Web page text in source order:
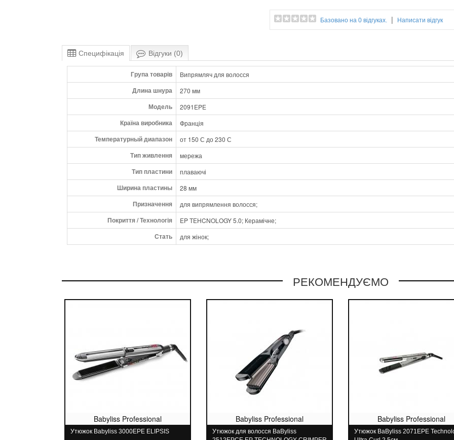
система Advanced Head Management (покращений
потужність 58 WБазовано на 0 відгуках. | Написати відгук
Специфікація Відгуки (0)
Група товарів Випрямляч для волосся
Длина шнура 270 мм
Модель 2091EPE
Країна виробника Франція
Температурный диапазон от 150 С до 230 С
Тип живлення мережа
Тип пластини плаваючі
Ширина пластины 28 мм
Призначення для випрямлення волосся;
Покриття / Технологія EP TEHCNOLOGY 5.0; Керамічне;
Стать для жінок;
РЕКОМЕНДУЄМО
Babyliss Professional
Утюжок Babyliss 3000EPE ELIPSIS
Babyliss Professional
Утюжок для волосся BaByliss
Babyliss Professional
Утюжок BaByliss 2071ЕPE